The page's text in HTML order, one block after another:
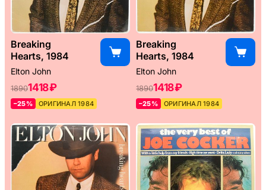
Breaking
Hearts, 1984
Elton John
18901418 ₽
–25% ОРИГИНАЛ 1984
Breaking
Hearts, 1984
Elton John
18901418 ₽
–25% ОРИГИНАЛ 1984